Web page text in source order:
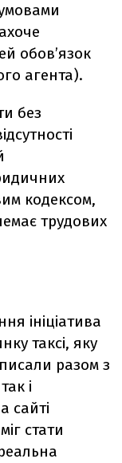
обов’язок
агента).
без
кодексом,
трудових
ініціатива
таксі, яку
разом з
і
сайті
стати